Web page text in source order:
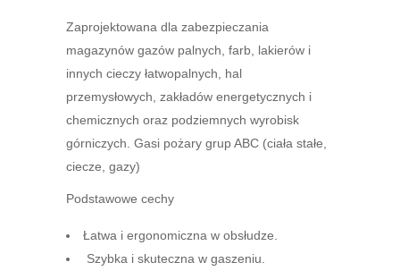
Zaprojektowana dla zabezpieczania
magazynów gazów palnych, farb, lakierów i
innych cieczy łatwopalnych, hal
przemysłowych, zakładów energetycznych i
chemicznych oraz podziemnych wyrobisk
górniczych. Gasi pożary grup ABC (ciała stałe,
ciecze, gazy)
Podstawowe cechy
Łatwa i ergonomiczna w obsłudze.
Szybka i skuteczna w gaszeniu.